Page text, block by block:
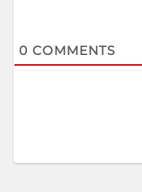
0 COMMENTS